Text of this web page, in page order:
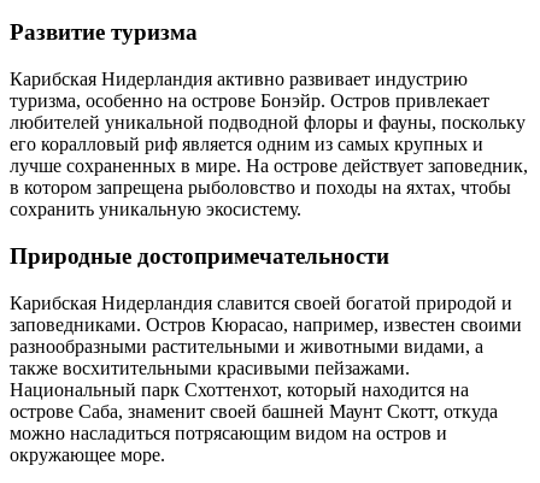
Развитие туризма
Карибская Нидерландия активно развивает индустрию
туризма, особенно на острове Бонэйр. Остров привлекает
любителей уникальной подводной флоры и фауны, поскольку
его коралловый риф является одним из самых крупных и
лучше сохраненных в мире. На острове действует заповедник,
в котором запрещена рыболовство и походы на яхтах, чтобы
сохранить уникальную экосистему.
Природные достопримечательности
Карибская Нидерландия славится своей богатой природой и
заповедниками. Остров Кюрасао, например, известен своими
разнообразными растительными и животными видами, а
также восхитительными красивыми пейзажами.
Национальный парк Схоттенхот, который находится на
острове Саба, знаменит своей башней Маунт Скотт, откуда
можно насладиться потрясающим видом на остров и
окружающее море.